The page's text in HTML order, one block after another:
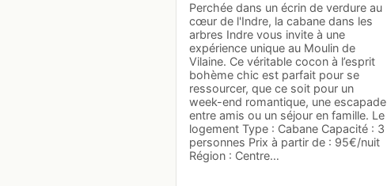
Perchée dans un écrin de verdure au
cœur de l'Indre, la cabane dans les
arbres Indre vous invite à une
expérience unique au Moulin de
Vilaine. Ce véritable cocon à l’esprit
bohème chic est parfait pour se
ressourcer, que ce soit pour un
week-end romantique, une escapade
entre amis ou un séjour en famille. Le
logement Type : Cabane Capacité : 3
personnes Prix à partir de : 95€/nuit
Région : Centre…